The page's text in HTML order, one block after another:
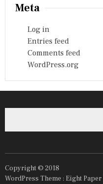
Meta
Log in
Entries feed
Comments feed
WordPress.org
Copyright © 2018
WordPress Theme : Eight Paper